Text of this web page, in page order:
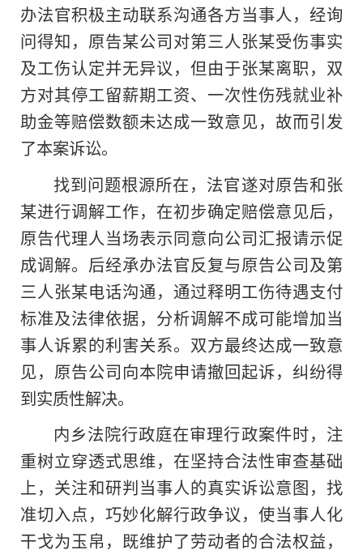
办法官积极主动联系沟通各方当事人，经询
问得知，原告某公司对第三人张某受伤事实
及工伤认定并无异议，但由于张某离职，双
方对其停工留薪期工资、一次性伤残就业补
助金等赔偿数额未达成一致意见，故而引发
了本案诉讼。
找到问题根源所在，法官遂对原告和张
某进行调解工作，在初步确定赔偿意见后，
原告代理人当场表示同意向公司汇报请示促
成调解。后经承办法官反复与原告公司及第
三人张某电话沟通，通过释明工伤待遇支付
标准及法律依据，分析调解不成可能增加当
事人诉累的利害关系。双方最终达成一致意
见，原告公司向本院申请撤回起诉，纠纷得
到实质性解决。
内乡法院行政庭在审理行政案件时，注
重树立穿透式思维，在坚持合法性审查基础
上，关注和研判当事人的真实诉讼意图，找
准切入点，巧妙化解行政争议，使当事人化
干戈为玉帛，既维护了劳动者的合法权益，